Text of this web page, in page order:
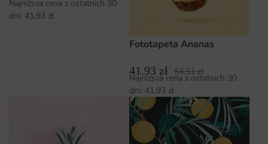
Najniższa cena z ostatnich 30
dni: 41.93 zł
Fototapeta Ananas
41.93 zł 64.51zł
Najniższa cena z ostatnich 30
dni: 41.93 zł